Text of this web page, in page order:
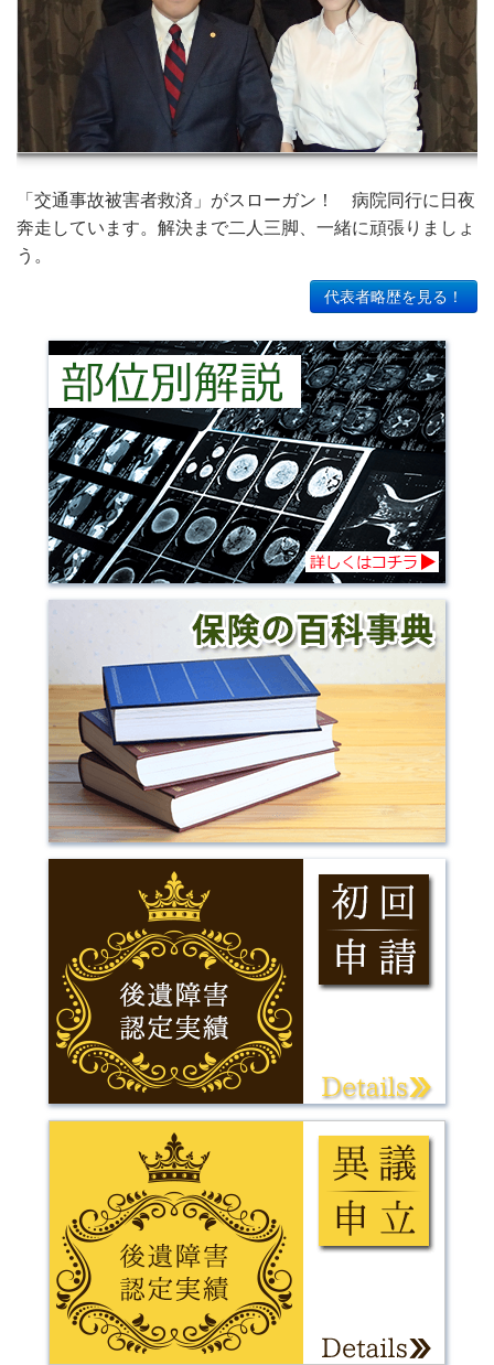
「交通事故被害者救済」がスローガン！ 病院同行に日夜
奔走しています。解決まで二人三脚、一緒に頑張りましょ
う。
代表者略歴を見る！